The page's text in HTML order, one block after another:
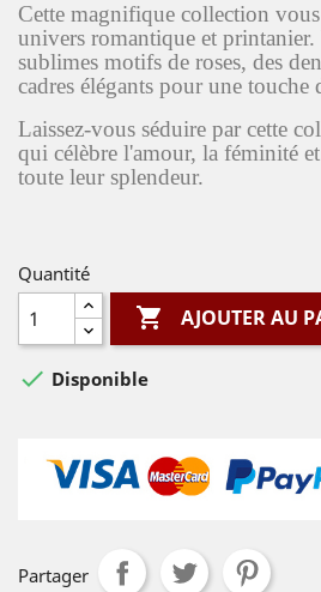
Cette magnifique collection
univers romantique et
sublimes motifs de roses, des
cadres élégants pour une touche
Laissez-vous séduire par cette
qui célèbre l'amour, la féminité
toute leur splendeur.
Quantité
 AJOUTER AU
 Disponible
Partager